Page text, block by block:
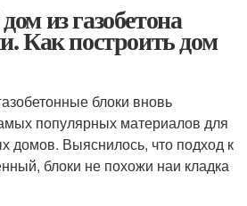
из газобетона
Как построить дом
блоки вновь
популярных материалов для
домов. Выяснилось, что подход к
блоки не похожи наи кладка